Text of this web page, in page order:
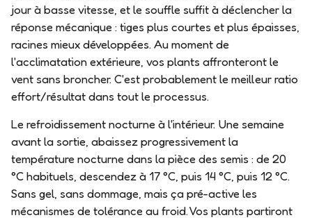
jour à basse vitesse, et le souffle suffit à déclencher la
réponse mécanique : tiges plus courtes et plus épaisses,
racines mieux développées. Au moment de
l'acclimatation extérieure, vos plants affronteront le
vent sans broncher. C'est probablement le meilleur ratio
effort/résultat dans tout le processus.
Le refroidissement nocturne à l'intérieur. Une semaine
avant la sortie, abaissez progressivement la
température nocturne dans la pièce des semis : de 20
°C habituels, descendez à 17 °C, puis 14 °C, puis 12 °C.
Sans gel, sans dommage, mais ça pré-active les
mécanismes de tolérance au froid. Vos plants partiront